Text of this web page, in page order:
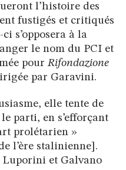
l’histoire des
fustigés et critiqués
s’opposera à la
le nom du PCI et
pour Rifondazione
par Garavini.
elle tente de
parti, en s’efforçant
prolétarien »
l’ère stalinienne].
Luporini et Galvano